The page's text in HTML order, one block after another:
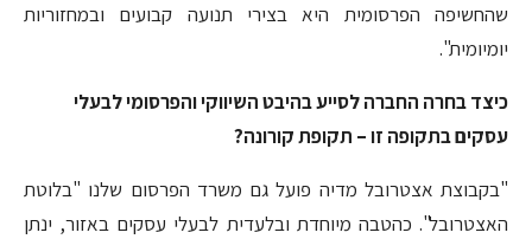
שהחשיפה הפרסומית היא בצירי תנועה קבועים ובמחזוריות
יומיומית".
כיצד בחרה החברה לסייע בהיבט השיווקי והפרסומי לבעלי
עסקים בתקופה זו – תקופת קורונה?
"בקבוצת אצטרובל מדיה פועל גם משרד הפרסום שלנו "בלוטת
האצטרובל". כהטבה מיוחדת ובלעדית לבעלי עסקים באזור, ינתן